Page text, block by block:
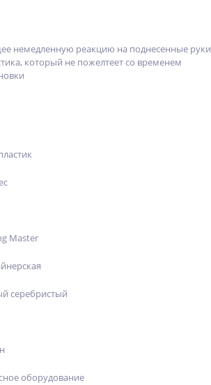
немедленную реакцию на поднесенные руки
который не пожелтеет со временем
Master
серебристый
оборудование